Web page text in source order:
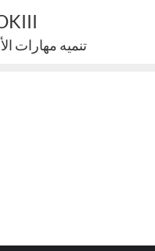
تنميه مهارات